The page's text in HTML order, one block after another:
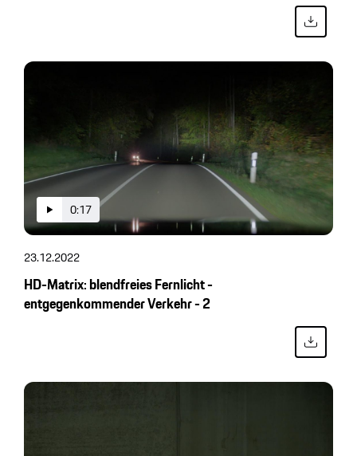
0:17
23.12.2022
HD-Matrix: blendfreies Fernlicht -
entgegenkommender Verkehr - 2